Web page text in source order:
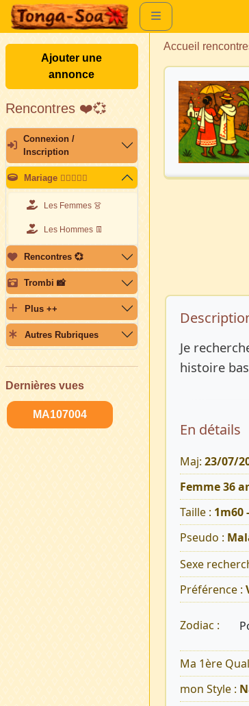
Ajouter une
annonce
Rencontres ❤️💞
Connexion /
Inscription
Mariage 👩🏽‍❤️‍👨🏽
Les Femmes 👗
Les Hommes 👖
Rencontres 💞
Trombi 📸
Plus ++
Autres Rubriques
Dernières vues
MA107004
Accueil
Je
histoire
En détails
Maj: 23/07/
Femme 36
Taille : 1m60
Pseudo :
Sexe
Préférence :
Zodiac :
Ma 1ère
mon Style :